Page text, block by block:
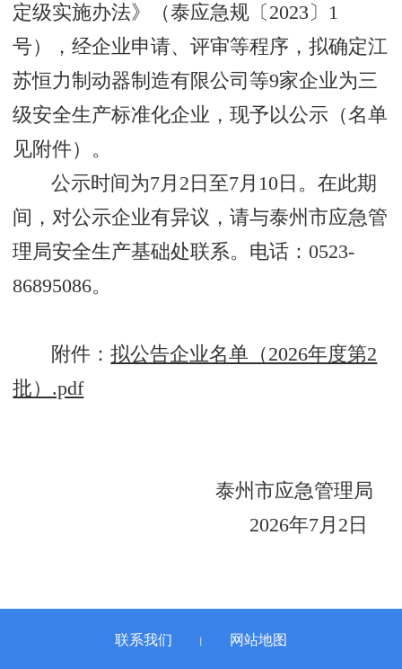
定级实施办法》（泰应急规〔2023〕1
号），经企业申请、评审等程序，拟确定江
苏恒力制动器制造有限公司等9家企业为三
级安全生产标准化企业，现予以公示（名单
见附件）。
公示时间为7月2日至7月10日。在此期
间，对公示企业有异议，请与泰州市应急管
理局安全生产基础处联系。电话：0523-
86895086。
附件：拟公告企业名单（2026年度第2
批）.pdf
泰州市应急管理局
2026年7月2日
联系我们 网站地图